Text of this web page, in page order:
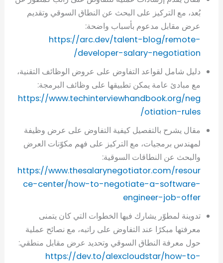
بُعد، مع التركيز على البحث عن النطاق السوقي وتقديم
عرض مقابل مدعوم بأسباب واضحة:
https://arc.dev/talent-blog/remote-
developer-salary-negotiation/
دليل شامل لقواعد التفاوض على عروض الوظائف التقنية،
مع مبادئ عامة يمكن تطبيقها على وظائف البرمجة:
https://www.techinterviewhandbook.org/neg
otiation-rules/
مقال يشرح بالتفصيل كيفية التفاوض على عرض وظيفة
لمهندس برمجيات، مع التركيز على فهم مكوّنات العرض
والبحث عن النطاقات السوقية:
https://www.thesalarynegotiator.com/resour
ce-center/how-to-negotiate-a-software-
engineer-job-offer
تدوينة لمطوّر يشارك فيها الخطوات التي كان يتمنى
معرفتها مبكرًا عند التفاوض على راتبه، مع نصائح عملية
حول معرفة النطاق السوقي وتحديد عرض مقابل منطقي:
https://dev.to/alexcloudstar/how-to-